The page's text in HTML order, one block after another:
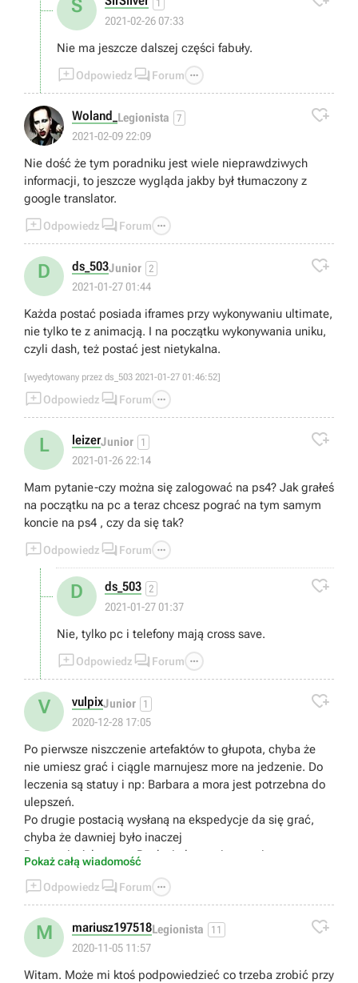
S 1
2021-02-26 07:33
Nie ma jeszcze dalszej części fabuły.
Odpowiedz  Forum 
Woland_ Legionista 7
2021-02-09 22:09

Nie dość że tym poradniku jest wiele nieprawdziwych
informacji, to jeszcze wygląda jakby był tłumaczony z
google translator.
Odpowiedz  Forum 
D ds_503Junior 2
2021-01-27 01:44

Każda postać posiada iframes przy wykonywaniu ultimate,
nie tylko te z animacją. I na początku wykonywania uniku,
czyli dash, też postać jest nietykalna.
[wyedytowany przez ds_503 2021-01-27 01:46:52]
Odpowiedz  Forum 
L leizerJunior 1
2021-01-26 22:14

Mam pytanie-czy można się zalogować na ps4? Jak grałeś
na początku na pc a teraz chcesz pograć na tym samym
koncie na ps4 , czy da się tak?
Odpowiedz  Forum 
D ds_503 2
2021-01-27 01:37

Nie, tylko pc i telefony mają cross save.
Odpowiedz  Forum 
V vulpixJunior 1
2020-12-28 17:05

Po pierwsze niszczenie artefaktów to głupota, chyba że
nie umiesz grać i ciągle marnujesz more na jedzenie. Do
leczenia są statuy i np: Barbara a mora jest potrzebna do
ulepszeń.
Po drugie postacią wysłaną na ekspedycje da się grać,
chyba że dawniej było inaczej
Po trzecie Adventure Rank nie łączy się z poziomem, to
dlaczego ciągle wyskakuje mi abym podniósł Adventure
Rank abym mógł podnieść poziom broni,postaci itd
Po czwarte w Spiral Abyss da się leczyć jedzeniem
Po piąte na stronie z Shrines of Depths podobno jest
napisane gdzie je znaleźć ???
Po szóste Ulepszanie postaci, Jeśli gracze F2P nie
potrafią grać to tak, powinni ulepszać max 2 postacie, Bo
Pokaż całą wiadomość
Odpowiedz  Forum 
M mariusz197518Legionista 11
2020-11-05 11:57

Witam. Może mi ktoś podpowiedzieć co trzeba zrobić przy